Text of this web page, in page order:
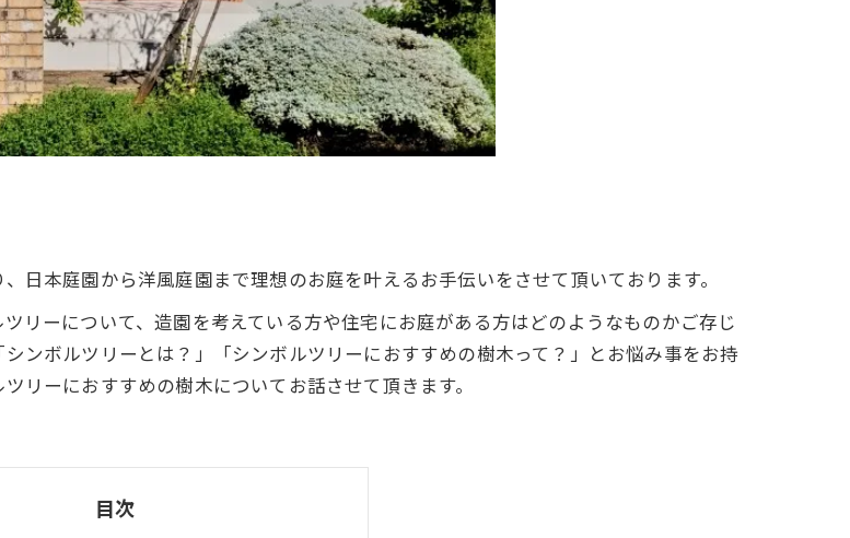
日本庭園から洋風庭園まで理想のお庭を叶えるお手伝いをさせて頂いております。
リーについて、造園を考えている方や住宅にお庭がある方はどのようなものかご存じ
ンボルツリーとは？」「シンボルツリーにおすすめの樹木って？」とお悩み事をお持
リーにおすすめの樹木についてお話させて頂きます。
目次